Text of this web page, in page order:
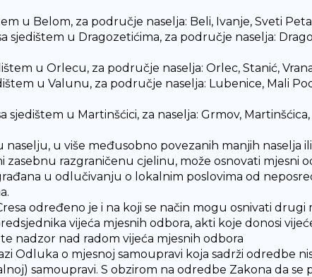
u Belom, za područje naselja: Beli, Ivanje, Sveti
sjedištem u Dragozetićima, za područje naselja:
u Orlecu, za područje naselja: Orlec, Stanić,
u Valunu, za područje naselja: Lubenice, Mali
sjedištem u Martinšćici, za naselja: Grmov,
u više međusobno povezanih manjih naselja
zasebnu razgraničenu cjelinu, može osnovati mjesni
u odlučivanju o lokalnim poslovima od
određeno je i na koji se način mogu osnivati drugi
vijeća mjesnih odbora, akti koje donosi
nadzor nad radom vijeća mjesnih odbora
Odluka o mjesnoj samoupravi koja sadrži odredbe
samoupravi. S obzirom na odredbe Zakona da se